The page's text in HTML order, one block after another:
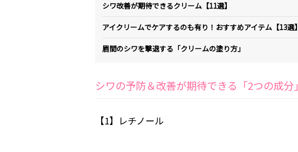
シワ改善が期待できるクリーム【11選】
アイクリームでケアするのも有り！おすすめアイテム【13選】
眉間のシワを撃退する「クリームの塗り方」
シワの予防＆改善が期待できる「2つの成分」
【1】レチノール